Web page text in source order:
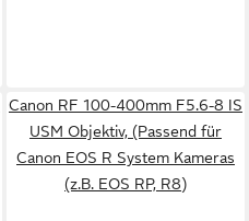
Canon RF 100-400mm F5.6-8 IS
USM Objektiv, (Passend für
Canon EOS R System Kameras
(z.B. EOS RP, R8)